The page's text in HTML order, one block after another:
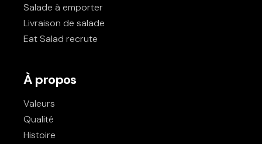
Salade à emporter
Livraison de salade
Eat Salad recrute
À propos
Valeurs
Qualité
Histoire